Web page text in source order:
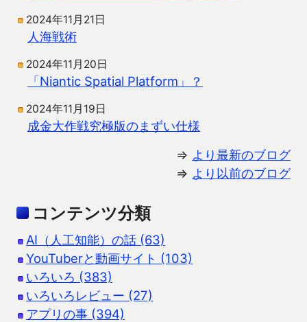
2024年11月21日
人海戦術
2024年11月20日
「Niantic Spatial Platform」？
2024年11月19日
成金大作戦究極版のまずい仕様
⇒ より最新のブログ
⇒ より以前のブログ
コンテンツ分類
AI（人工知能）の話 (63)
YouTuberと動画サイト (103)
いろいろ (383)
いろいろレビュー (27)
アプリの事 (394)